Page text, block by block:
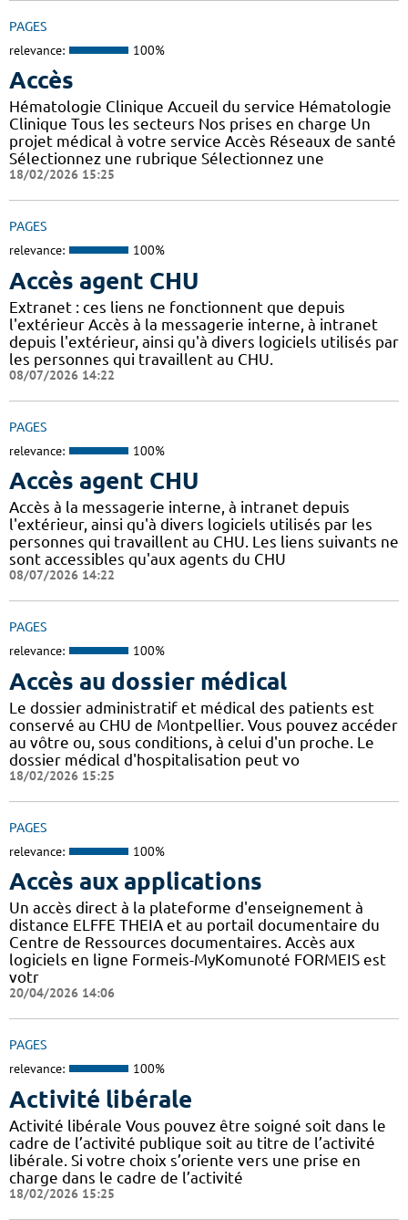
PAGES
relevance: 100%
Accès
Hématologie Clinique Accueil du service Hématologie
Clinique Tous les secteurs Nos prises en charge Un
projet médical à votre service Accès Réseaux de santé
Sélectionnez une rubrique Sélectionnez une
18/02/2026 15:25
PAGES
relevance: 100%
Accès agent CHU
Extranet : ces liens ne fonctionnent que depuis
l'extérieur Accès à la messagerie interne, à intranet
depuis l'extérieur, ainsi qu'à divers logiciels utilisés par
les personnes qui travaillent au CHU.
08/07/2026 14:22
PAGES
relevance: 100%
Accès agent CHU
Accès à la messagerie interne, à intranet depuis
l'extérieur, ainsi qu'à divers logiciels utilisés par les
personnes qui travaillent au CHU. Les liens suivants ne
sont accessibles qu'aux agents du CHU
08/07/2026 14:22
PAGES
relevance: 100%
Accès au dossier médical
Le dossier administratif et médical des patients est
conservé au CHU de Montpellier. Vous pouvez accéder
au vôtre ou, sous conditions, à celui d'un proche. Le
dossier médical d'hospitalisation peut vo
18/02/2026 15:25
PAGES
relevance: 100%
Accès aux applications
Un accès direct à la plateforme d'enseignement à
distance ELFFE THEIA et au portail documentaire du
Centre de Ressources documentaires. Accès aux
logiciels en ligne Formeis-MyKomunoté FORMEIS est
votr
20/04/2026 14:06
PAGES
relevance: 100%
Activité libérale
Activité libérale Vous pouvez être soigné soit dans le
cadre de l’activité publique soit au titre de l’activité
libérale. Si votre choix s’oriente vers une prise en
charge dans le cadre de l’activité
18/02/2026 15:25